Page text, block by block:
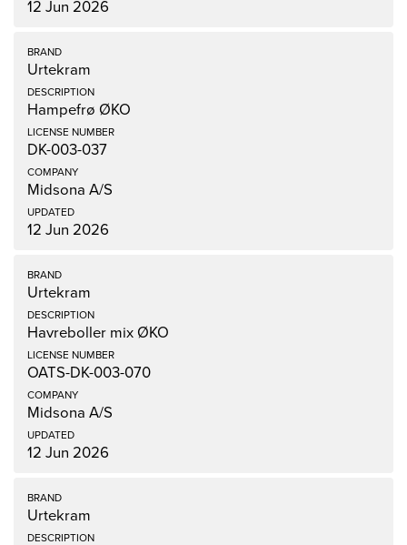
12 Jun 2026
Urtekram
Hampefrø ØKO
DK-003-037
Midsona A/S
12 Jun 2026
Urtekram
Havreboller mix ØKO
OATS-DK-003-070
Midsona A/S
12 Jun 2026
Urtekram